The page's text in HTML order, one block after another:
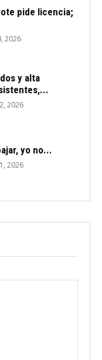
pide licencia;
2026
y alta
2026
yo no...
2026